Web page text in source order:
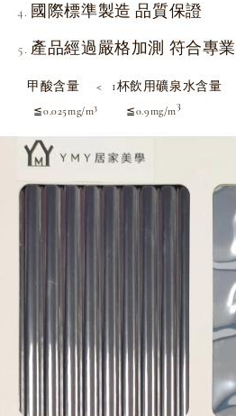
國際標準製造 品質保證
產品經過嚴格加測 符合專
甲酸含量 < 1杯飲用礦泉水含量
≦0.025mg/m3 ≦0.9mg/m3